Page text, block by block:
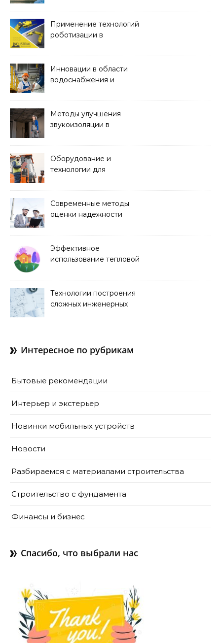
Применение технологий
роботизации в
Инновации в области
водоснабжения и
Методы улучшения
звукоизоляции в
Оборудование и
технологии для
Современные методы
оценки надежности
Эффективное
использование тепловой
Технологии построения
сложных инженерных
Интересное по рубрикам
Бытовые рекомендации
Интерьер и экстерьер
Новинки мобильных устройств
Новости
Разбираемся с материалами строительства
Строительство с фундамента
Финансы и бизнес
Спасибо, что выбрали нас